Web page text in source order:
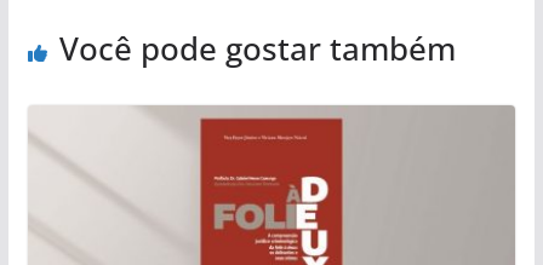
Você pode gostar também